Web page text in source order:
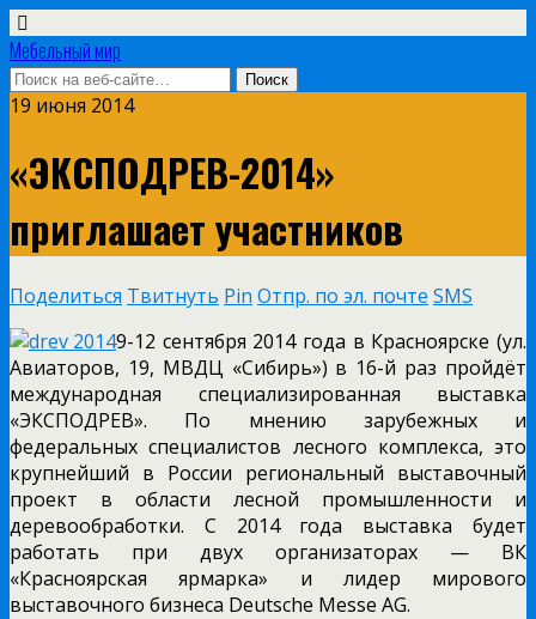
Мебельный мир
19 июня 2014
«ЭКСПОДРЕВ-2014»
приглашает участников
Поделиться Твитнуть Pin Отпр. по эл. почте SMS
9-12 сентября 2014 года в Красноярске (ул.
Авиаторов, 19, МВДЦ «Сибирь») в 16-й раз пройдёт
международная специализированная выставка
«ЭКСПОДРЕВ». По мнению зарубежных и
федеральных специалистов лесного комплекса, это
крупнейший в России региональный выставочный
проект в области лесной промышленности и
деревообработки. С 2014 года выставка будет
работать при двух организаторах — ВК
«Красноярская ярмарка» и лидер мирового
выставочного бизнеса Deutsche Messe AG.